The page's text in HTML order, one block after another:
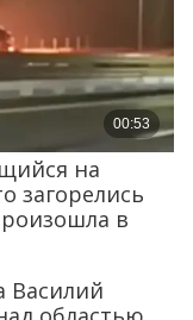
на
загорелись
в
Василий